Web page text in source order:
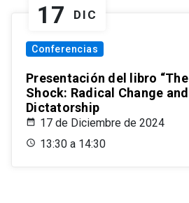
17 DIC
Conferencias
Presentación del libro
Shock: Radical Change
Dictatorship
17 de Diciembre de 2024
13:30 a 14:30